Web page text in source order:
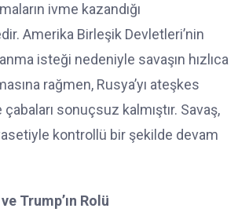
ivme kazandığı
Amerika Birleşik Devletleri’nin
isteği nedeniyle savaşın hızlıca
rağmen, Rusya’yı ateşkes
sonuçsuz kalmıştır. Savaş,
kontrollü bir şekilde devam
Trump’ın Rolü